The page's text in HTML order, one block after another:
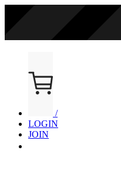
/
LOGIN
JOIN